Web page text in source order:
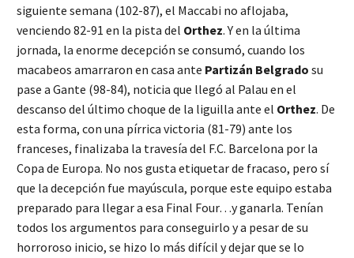
siguiente semana (102-87), el Maccabi no aflojaba,
venciendo 82-91 en la pista del Orthez. Y en la última
jornada, la enorme decepción se consumó, cuando los
macabeos amarraron en casa ante Partizán Belgrado su
pase a Gante (98-84), noticia que llegó al Palau en el
descanso del último choque de la liguilla ante el Orthez. De
esta forma, con una pírrica victoria (81-79) ante los
franceses, finalizaba la travesía del F.C. Barcelona por la
Copa de Europa. No nos gusta etiquetar de fracaso, pero sí
que la decepción fue mayúscula, porque este equipo estaba
preparado para llegar a esa Final Four…y ganarla. Tenían
todos los argumentos para conseguirlo y a pesar de su
horroroso inicio, se hizo lo más difícil y dejar que se lo